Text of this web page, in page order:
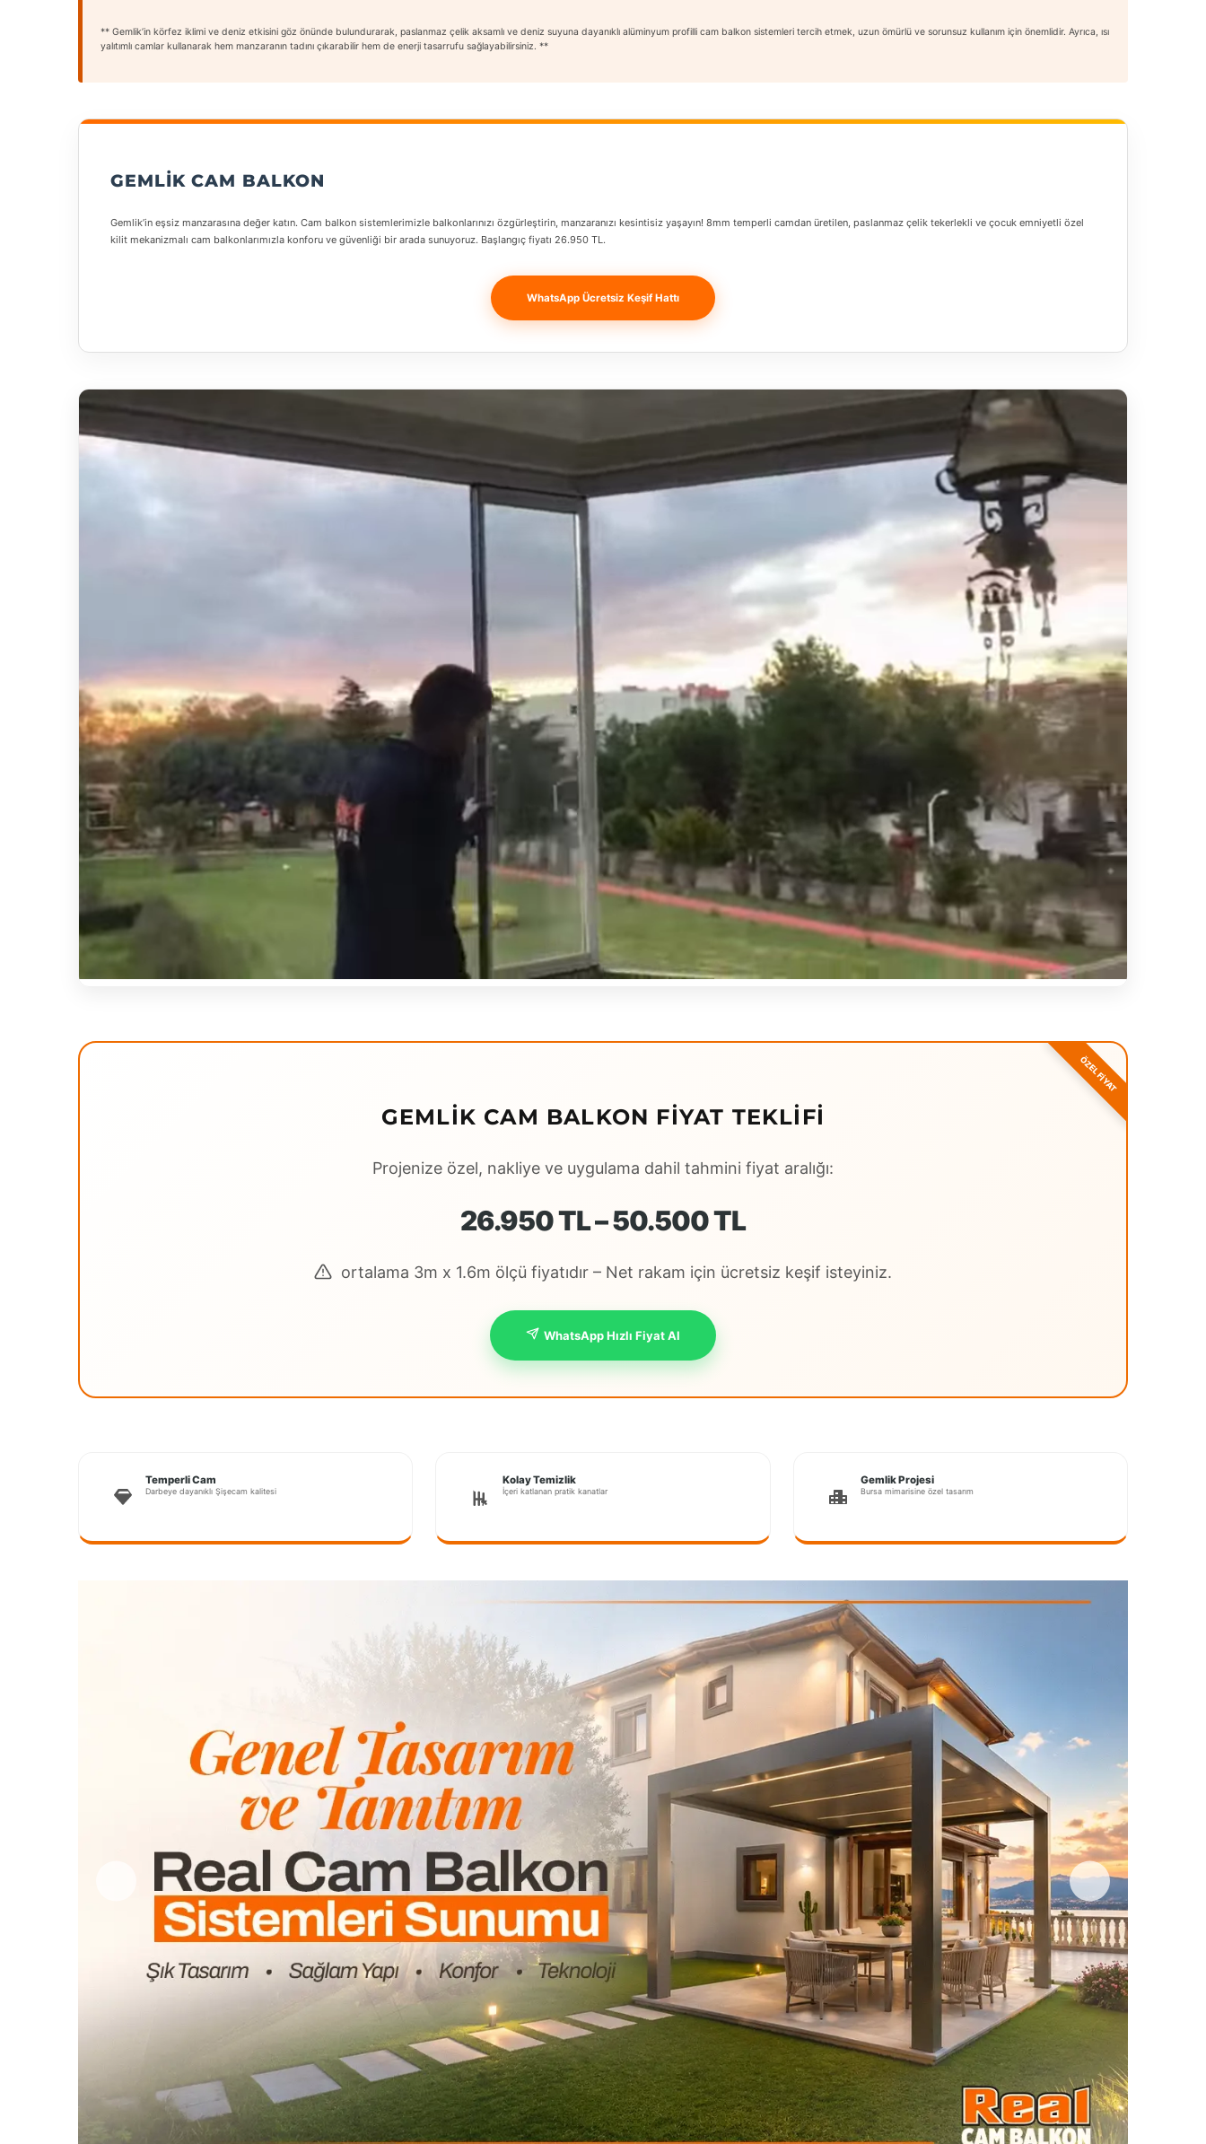
** Gemlik’in körfez iklimi ve deniz etkisini göz önünde bulundurarak, paslanmaz çelik aksamlı ve deniz suyuna dayanıklı alüminyum profilli cam balkon sistemleri tercih etmek, uzun ömürlü ve sorunsuz kullanım için önemlidir. Ayrıca, ısı
yalıtımlı camlar kullanarak hem manzaranın tadını çıkarabilir hem de enerji tasarrufu sağlayabilirsiniz. **
GEMLIK CAM BALKON
Gemlik’in eşsiz manzarasına değer katın. Cam balkon sistemlerimizle balkonlarınızı özgürleştirin, manzaranızı kesintisiz yaşayın! 8mm temperli camdan üretilen, paslanmaz çelik tekerlekli ve çocuk emniyetli özel
kilit mekanizmalı cam balkonlarımızla konforu ve güvenliği bir arada sunuyoruz. Başlangıç fiyatı 26.950 TL.
WhatsApp Ücretsiz Keşif Hattı
GEMLIK CAM BALKON FIYAT TEKLIFI
Projenize özel, nakliye ve uygulama dahil tahmini fiyat aralığı:
26.950 TL – 50.500 TL
ortalama 3m x 1.6m ölçü fiyatıdır – Net rakam için ücretsiz keşif isteyiniz.
WhatsApp Hızlı Fiyat Al
Temperli Cam
Darbeye dayanıklı Şişecam kalitesi
Kolay Temizlik
İçeri katlanan pratik kanatlar
Gemlik Projesi
Bursa mimarisine özel tasarım